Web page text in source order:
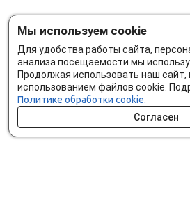
Мы используем cookie
Для удобства работы сайта,
анализа посещаемости мы
Продолжая использовать наш сайт,
использованием файлов cookie.
Политике обработки cookie.
Согласен